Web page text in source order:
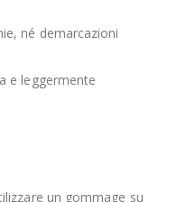
né demarcazioni
e leggermente
un gommage su